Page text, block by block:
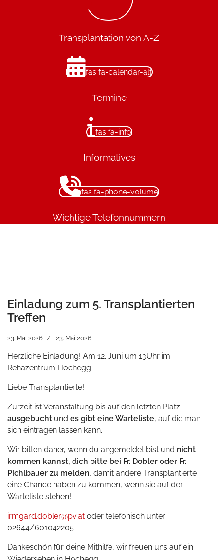
Transplantation von A-Z
fas fa-calendar-alt
Termine
fas fa-info
Informatives
fas fa-phone-volume
Wichtige Telefonnummern
Einladung zum 5. Transplantierten
Treffen
23. Mai 2026 23. Mai 2026
Herzliche Einladung! Am 12. Juni um 13Uhr im
Rehazentrum Hochegg
Liebe Transplantierte!
Zurzeit ist Veranstaltung bis auf den letzten Platz
ausgebucht und es gibt eine Warteliste, auf die man
sich eintragen lassen kann.
Wir bitten daher, wenn du angemeldet bist und nicht
kommen kannst, dich bitte bei Fr. Dobler oder Fr.
Pichlbauer zu melden, damit andere Transplantierte
eine Chance haben zu kommen, wenn sie auf der
Warteliste stehen!
irmgard.dobler@pv.at oder telefonisch unter
02644/601042205
Dankeschön für deine Mithilfe, wir freuen uns auf ein